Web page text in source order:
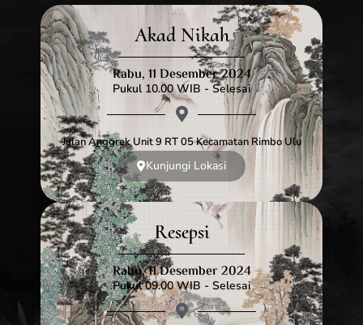
Akad Nikah
Rabu, 11 Desember 2024
Pukul 10.00 WIB - Selesai
Jalan Anggrek Unit 9 RT 05 Kecamatan Rimbo Ulu
Kunjungi Lokasi
Resepsi
Rabu, 11 Desember 2024
Pukul 09.00 WIB - Selesai